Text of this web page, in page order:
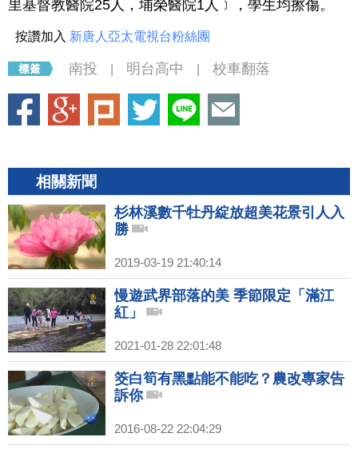
里基督教醫院25人，埔榮醫院1人﹞，學生均擦傷。
按讚加入 新唐人亞太電視台粉絲團
南投 明台高中 校車翻落
相關新聞
杉林溪數千牡丹綻放超美花景引人入
勝
2019-03-19 21:40:14
慢遊武界部落的美 季節限定「滿江
紅」
2021-01-28 22:01:48
筊白筍有黑點能不能吃？農改專家告
訴你
2016-08-22 22:04:29